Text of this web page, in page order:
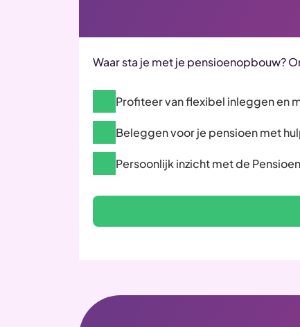
Waar sta je met je pensioenopbouw?
Profiteer van flexibel inleggen en
Beleggen voor je pensioen met
Persoonlijk inzicht met de